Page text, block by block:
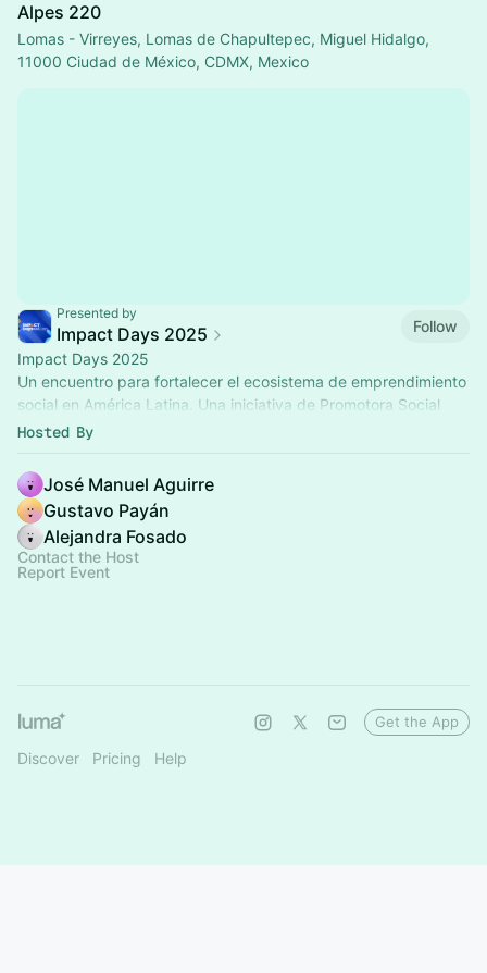
Alpes 220
Lomas - Virreyes, Lomas de Chapultepec, Miguel Hidalgo,
11000 Ciudad de México, CDMX, Mexico
Presented by
Impact Days 2025
Follow
Impact Days 2025
Un encuentro para fortalecer el ecosistema de emprendimiento
social en América Latina. Una iniciativa de Promotora Social
México, Impact Ventures PSM y el Impact Hub Ciudad de
Hosted By
José Manuel Aguirre
Gustavo Payán
Alejandra Fosado
Contact the Host
Report Event
Discover Pricing Help
Get the App